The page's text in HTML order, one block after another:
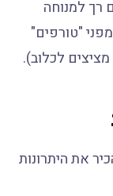
למנוחה
"טורפים"
לכלוב).
את היתרונות